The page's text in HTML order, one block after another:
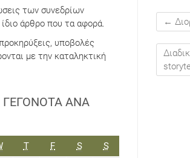
←
των συνεδρίων
άρθρο που τα αφορά.
υποβολές
με την καταληκτική
ΓΕΓΟΝΌΤΑ ΑΝΆ
ΤΕΤΆΡΤΗ
TΠΈΜΠΤΗ
FΠΑΡΑΣΚΕΥΉ
SΣΆΒΒΑΤΟ
SΚΥΡΙΑΚΉ